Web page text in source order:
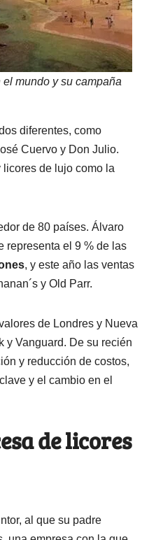
mundo y su campaña
diferentes, como
Cuervo y Don Julio.
de lujo como la
de 80 países. Álvaro
representa el 9 % de las
, y este año las ventas
y Old Parr.
de Londres y Nueva
y Vanguard. De su recién
y reducción de costos,
y el cambio en el
de licores
al que su padre